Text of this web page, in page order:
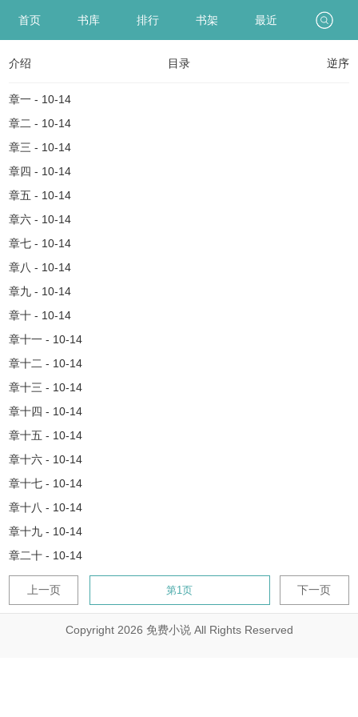
首页 书库 排行 书架 最近
介绍 目录 逆序
章一 - 10-14
章二 - 10-14
章三 - 10-14
章四 - 10-14
章五 - 10-14
章六 - 10-14
章七 - 10-14
章八 - 10-14
章九 - 10-14
章十 - 10-14
章十一 - 10-14
章十二 - 10-14
章十三 - 10-14
章十四 - 10-14
章十五 - 10-14
章十六 - 10-14
章十七 - 10-14
章十八 - 10-14
章十九 - 10-14
章二十 - 10-14
上一页 下一页
Copyright 2026 免费小说 All Rights Reserved